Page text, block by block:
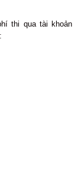
thi qua tài khoản